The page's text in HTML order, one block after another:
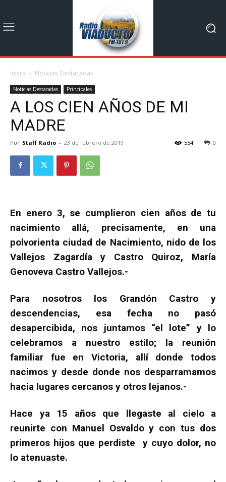
Inicio Noticias Destacadas
Noticias Destacadas Principales
A LOS CIEN AÑOS DE MI
MADRE
Por Staff Radio - 23 de febrero de 2019 0
554
En enero 3, se cumplieron cien años de tu
nacimiento allá, precisamente, en una
polvorienta ciudad de Nacimiento, nido de los
Vallejos Zagardía y Castro Quiroz, María
Genoveva Castro Vallejos.-
Para nosotros los Grandón Castro y
descendencias, esa fecha no pasó
desapercibida, nos juntamos “el lote” y lo
celebramos a nuestro estilo; la reunión
familiar fue en Victoria, allí donde todos
nacimos y desde donde nos desparramamos
hacia lugares cercanos y otros lejanos.-
Hace ya 15 años que llegaste al cielo a
reunirte con Manuel Osvaldo y con tus dos
primeros hijos que perdiste y cuyo dolor, no
lo atenuaste.